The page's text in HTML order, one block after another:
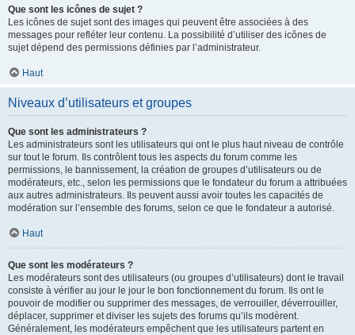
Que sont les icônes de sujet ?
Les icônes de sujet sont des images qui peuvent être associées à des
messages pour refléter leur contenu. La possibilité d’utiliser des icônes de
sujet dépend des permissions définies par l’administrateur.
Haut
Niveaux d’utilisateurs et groupes
Que sont les administrateurs ?
Les administrateurs sont les utilisateurs qui ont le plus haut niveau de contrôle
sur tout le forum. Ils contrôlent tous les aspects du forum comme les
permissions, le bannissement, la création de groupes d’utilisateurs ou de
modérateurs, etc., selon les permissions que le fondateur du forum a attribuées
aux autres administrateurs. Ils peuvent aussi avoir toutes les capacités de
modération sur l’ensemble des forums, selon ce que le fondateur a autorisé.
Haut
Que sont les modérateurs ?
Les modérateurs sont des utilisateurs (ou groupes d’utilisateurs) dont le travail
consiste à vérifier au jour le jour le bon fonctionnement du forum. Ils ont le
pouvoir de modifier ou supprimer des messages, de verrouiller, déverrouiller,
déplacer, supprimer et diviser les sujets des forums qu’ils modèrent.
Généralement, les modérateurs empêchent que les utilisateurs partent en